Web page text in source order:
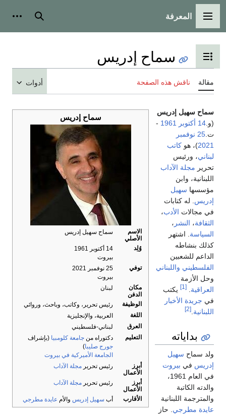
القائمة الرئيسية
المعرفة بحث
تبديل عرض جدول المحتويات
سماح إدريس
مقالة ناقش هذه الصفحة أدوات
سماح إدريس
الاسم
الأصلي
سماح سهيل إدريس
وُلِد
14 أكتوبر 1961
بيروت
توفي
25 نوفمبر 2021
بيروت
مكان
الدفن
لبنان
الوظيفة
رئيس تحرير، وكاتب، وباحث، وروائي
اللغة
العربية، والإنجليزية
العرق
لبناني-فلسطيني
التعليم
دكتوراه من جامعة كلومبيا (بإشراف
جورج صليبا)
الجامعة الأميركية في بيروت
أبرز
الأعمال
رئيس تحرير مجلة الآداب
أبرز
الأعمال
رئيس تحرير مجلة الآداب
الأقارب أب سهيل إدريس والأم عايدة مطرجي
سماح سهيل إدريس
(و. 14 أكتوبر 1961
-
ت. 25 نوفمبر
2021)، هو كاتب
لبناني، ورئيس
تحرير مجلة الآداب
اللبنانية، وابن
مؤسسها سهيل
إدريس . له كتابات
في مجالات الأدب،
الثقافة، النشر ،
السياسة . اشتهر
كذلك بنشاطه
الداعم للشعبين
الفلسطيني واللبناني
وحل الأزمة
العراقية
[1]
يكتب
في جريدة الأخبار
اللبنانية [2]
بداياته
ولد سماح سهيل
إدريس في بيروت
في العام 1961،
والدته الكاتبة
والمترجمة اللبنانية
عايدة مطرجي. حاز